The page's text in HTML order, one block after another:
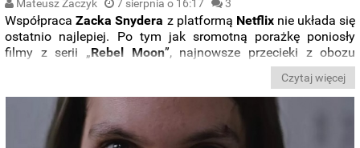
Mateusz Zaczyk 7 sierpnia o 16:17 3
WspółpracaZacka Snydera z platformą Netflixnie układa się
ostatnio najlepiej. Po tym jak sromotną porażkę poniosły
filmy z serii „Rebel Moon”, najnowsze przecieki z obozu
streamingowego giganta ujawniają, że zrezygnowano z
realizacji wszystkich planów na rozwijanie uniwersum „Armii
umarłych”.
Czytaj więcej